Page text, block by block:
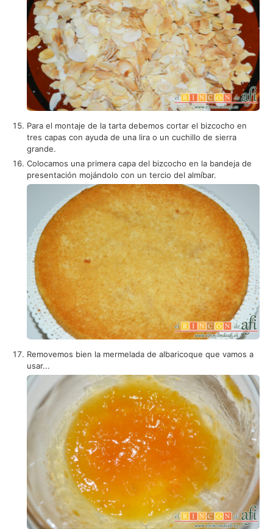
Para el montaje de la tarta debemos cortar el bizcocho en
tres capas con ayuda de una lira o un cuchillo de sierra
grande.
Colocamos una primera capa del bizcocho en la bandeja de
presentación mojándolo con un tercio del almíbar.
Removemos bien la mermelada de albaricoque que vamos a
usar...